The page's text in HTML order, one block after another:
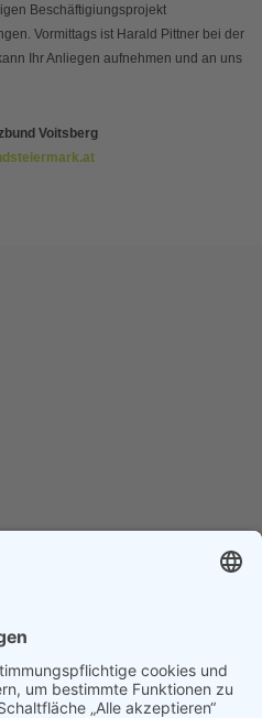
Beschäftigiungsprojekt
Vormittags ist Harald Pittner bei der
Ihr Anliegen aufnehmen und an uns
Voitsberg